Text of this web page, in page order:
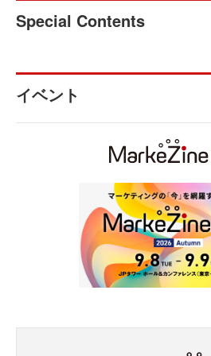
Special Contents
イベント